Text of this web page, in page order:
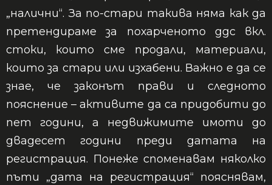
„налични“. За по-стари такива няма как да
претендираме за похарченото ддс вкл.
стоки, които сме продали, материали,
които за стари или изхабени. Важно е да се
знае, че законът прави и следното
пояснение – активите да са придобити до
пет години, а недвижимите имоти до
двадесет години преди датата на
регистрация. Понеже споменавам няколко
пъти „дата на регистрация“ пояснявам,